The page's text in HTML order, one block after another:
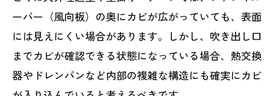
ーバー（風向板）の奥にカビが広がっていても、表面
には見えにくい場合があります。しかし、吹き出し口
までカビが確認できる状態になっている場合、熱交換
器やドレンパンなど内部の複雑な構造にも確実にカビ